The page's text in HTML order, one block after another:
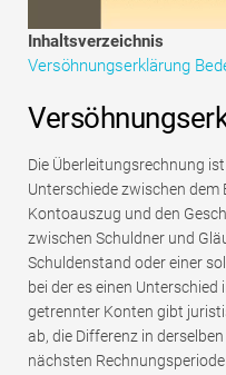
Vollständige Form
Risikomanagement-
Inhaltsverzeichnis
Versöhnungserklärung
Die Überleitungsrechnung
Unterschiede zwischen
Kontoauszug und den
zwischen Schuldner und
Schuldenstand oder einer
bei der es einen
getrennter Konten gibt
ab, die Differenz in
nächsten